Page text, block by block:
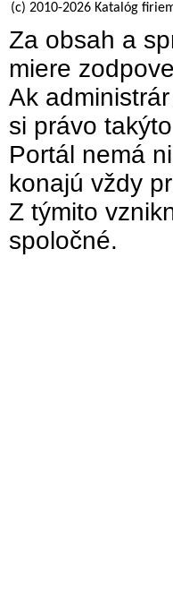
(c) 2010-2026 Katalóg
Za obsah a
miere
Ak
si právo
Portál nemá
konajú vždy
Z týmito
spoločné.